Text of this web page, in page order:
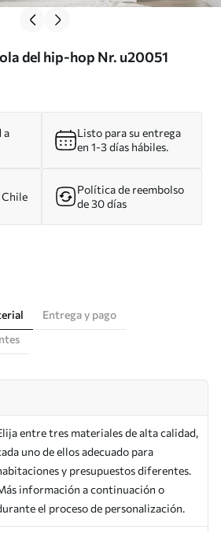
del hip-hop Nr. u20051
a
Listo para su entrega
en 1-3 días hábiles.
Política de reembolso
de 30 días
Entrega y pago
entre tres materiales de alta calidad,
uno de ellos adecuado para
y presupuestos diferentes.
información a continuación o
el proceso de personalización.